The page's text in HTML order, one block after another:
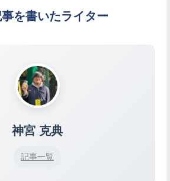
を書いたライター
神宮 克典
記事一覧